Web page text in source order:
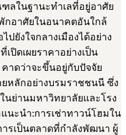
ลในฐานะทำเลที่อยู่อาศัย
กอาศัยในอนาคตอันใกล้
งใจกลางเมืองได้อย่าง
ปิดเผยราคาอย่างเป็น
าดว่าจะขึ้นอยู่กับปัจจัย
หลักอย่างบรมราชชนนี ซึ่ง
นย่านมหาวิทยาลัยและโรง
นะนำ:การเช่าทาวน์โฮมใน
รเป็นตลาดที่กำลังพัฒนา ผู้